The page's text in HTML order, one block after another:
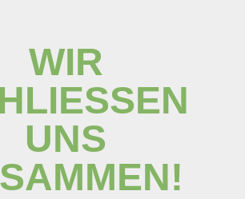
WIR
U
NS Z